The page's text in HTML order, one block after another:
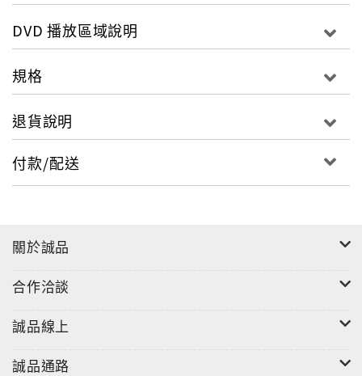
DVD 播放區域說明
規格
退貨說明
付款/配送
關於誠品
合作洽談
誠品線上
誠品通路